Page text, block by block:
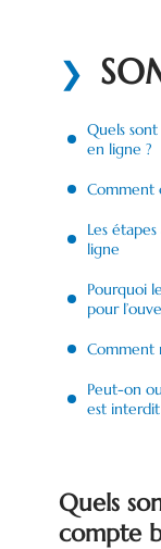
Quels
en ligne ?
Comment
Les
ligne
Pourquoi
pour
Comment
Peut-on
est
Quels
compte